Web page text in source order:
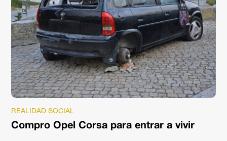
REALIDAD SOCIAL
Compro Opel Corsa para entrar a vivir